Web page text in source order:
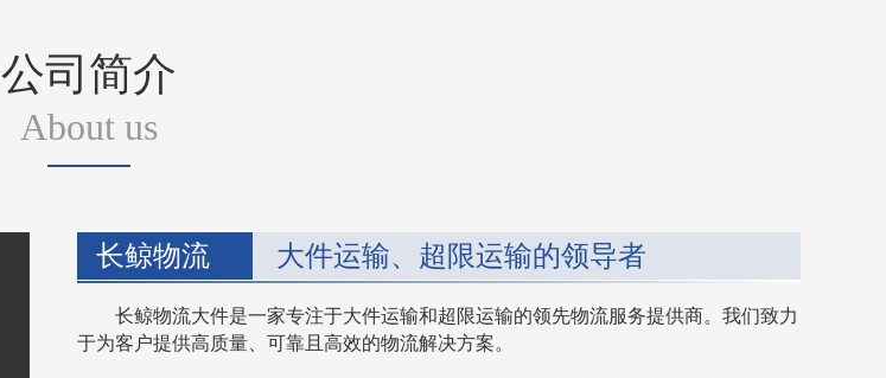
公司简介
About us
长鲸物流 大件运输、超限运输的领导者
长鲸物流大件是一家专注于大件运输和超限运输的领先物流服务提供商。我们致力
于为客户提供高质量、可靠且高效的物流解决方案。